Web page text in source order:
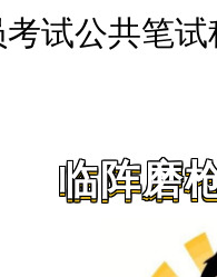
试公共笔试
临阵磨